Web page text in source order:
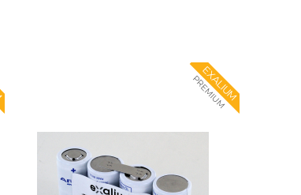
EXALIUM
PREMIUM